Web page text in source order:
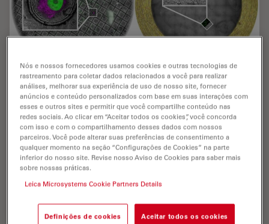
Integrated Serial Sectioning and Cryo-EM
Workflows for 3D Biological Imaging
This on-demand webinar explores how integrated tools
can support electron microscopy workflows from
sample preparation to image analysis. Experts Andreia
Pinto, Adrian Boey, and Hoyin Lai present the…
Nós e nossos fornecedores usamos cookies e outras tecnologias de
rastreamento para coletar dados relacionados a você para realizar
análises, melhorar sua experiência de uso de nosso site, fornecer
anúncios e conteúdo personalizados com base em suas interações com
esses e outros sites e permitir que você compartilhe conteúdo nas
redes sociais. Ao clicar em “Aceitar todos os cookies”, você concorda
com isso e com o compartilhamento desses dados com nossos
parceiros. Você pode alterar suas preferências de consentimento a
qualquer momento na seção “Configurações de Cookies” na parte
inferior do nosso site. Revise nosso Aviso de Cookies para saber mais
sobre nossas práticas.
Leica Microsystems Cookie Partners Details
Definições de cookies Aceitar todos os cookies